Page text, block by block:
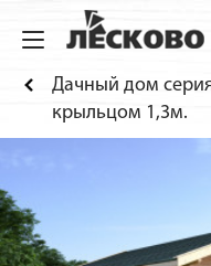
ИЗ МИНИБРУСА
Домики для детей
ДОМА
ТЕХНОЛОГИЯ
Сборка дома
О КОМПАНИИ
Дачный дом
крыльцом 1,3м.